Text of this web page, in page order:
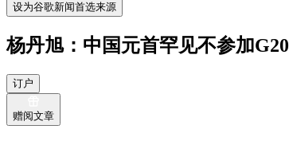
设为谷歌新闻首选来源
杨丹旭：中国元首罕见不参加G20
订户
赠阅文章